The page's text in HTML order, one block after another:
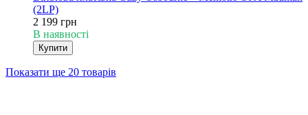
(2LP)
2 199 грн
В наявності
Купити
Показати ще 20 товарів